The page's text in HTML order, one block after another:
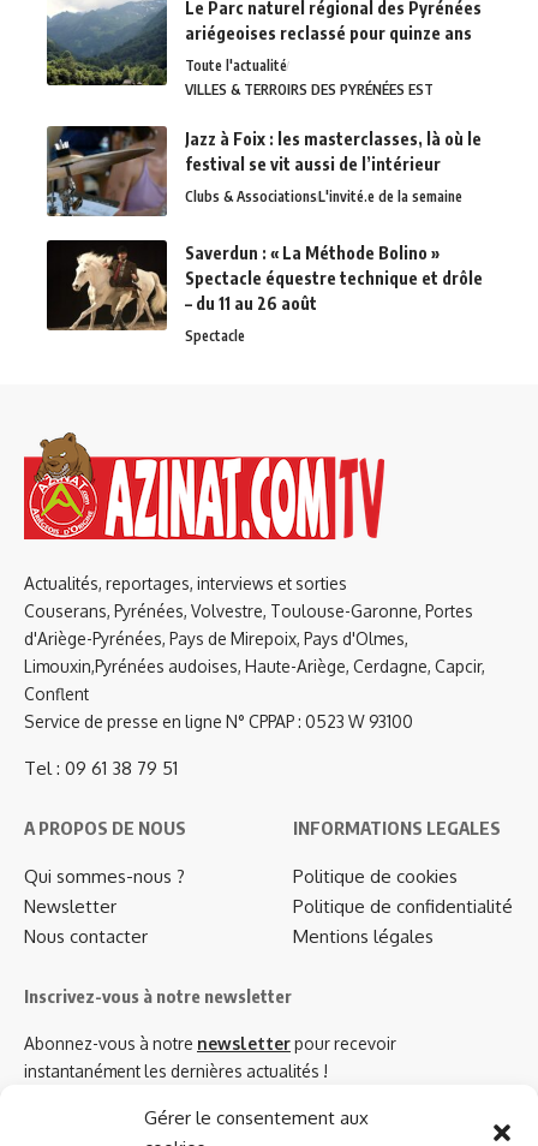
Gérer le consentement aux
Le Parc naturel régional des Pyrénées
ariégeoises reclassé pour quinze ans
Toute l'actualité
VILLES & TERROIRS DES PYRÉNÉES EST
Jazz à Foix : les masterclasses, là où le
festival se vit aussi de l’intérieur
Clubs & AssociationsL'invité.e de la semaine
Saverdun : « La Méthode Bolino »
Spectacle équestre technique et drôle
– du 11 au 26 août
Spectacle
Actualités, reportages, interviews et sorties
Couserans, Pyrénées, Volvestre, Toulouse-Garonne, Portes
d'Ariège-Pyrénées, Pays de Mirepoix, Pays d'Olmes,
Limouxin,Pyrénées audoises, Haute-Ariège, Cerdagne, Capcir,
Conflent
Service de presse en ligne N° CPPAP : 0523 W 93100
Tel : 09 61 38 79 51
A PROPOS DE NOUS
Qui sommes-nous ?
Newsletter
Nous contacter
INFORMATIONS LEGALES
Politique de cookies
Politique de confidentialité
Mentions légales
Inscrivez-vous à notre newsletter
Abonnez-vous à notre newsletterpour recevoir
instantanément les dernières actualités !